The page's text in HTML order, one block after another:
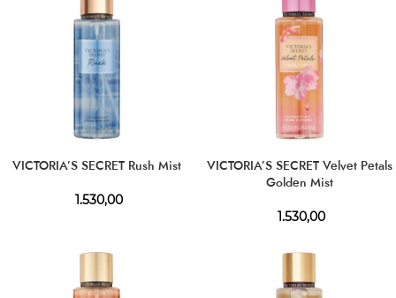
VICTORIA’S SECRET Rush Mist
1.530,00
VICTORIA’S SECRET Velvet Petals
Golden Mist
1.530,00